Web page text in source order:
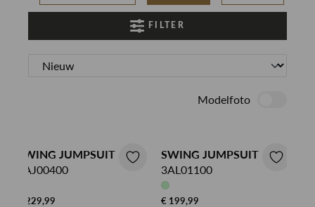
FILTER
Modelfoto
SWING JUMPSUIT
3AJ00400
€ 229,99
SWING JUMPSUIT
3AL01100
€ 199,99